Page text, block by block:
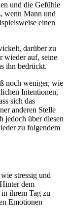
und die Gefühle
wenn Mann und
einen
darüber zu
wieder auf, seine
ihn bedrückt.
noch weniger, wie
Intentionen,
sich das
anderen Stelle
jedoch über diesen
zu folgendem
stressig und
dem
ihrem Tag zu
Emotionen